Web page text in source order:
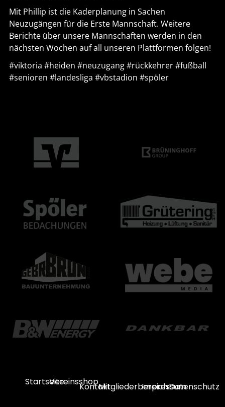
Mit Phillip ist die Kaderplanung in Sachen
Neuzugängen für die Erste Mannschaft. Weitere
Berichte über unsere Mannschaften werden in den
nächsten Wochen auf all unseren Plattformen folgen!
#viktoria #heiden #neuzugang #rückkehrer #fußball
#senioren #landesliga #vbstadion #spöler
StartseiteVereinsshop
KontaktMitgliederbereich
ImpressumDatenschutz